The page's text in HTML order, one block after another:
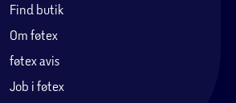
Find butik
Om føtex
føtex avis
Job i føtex